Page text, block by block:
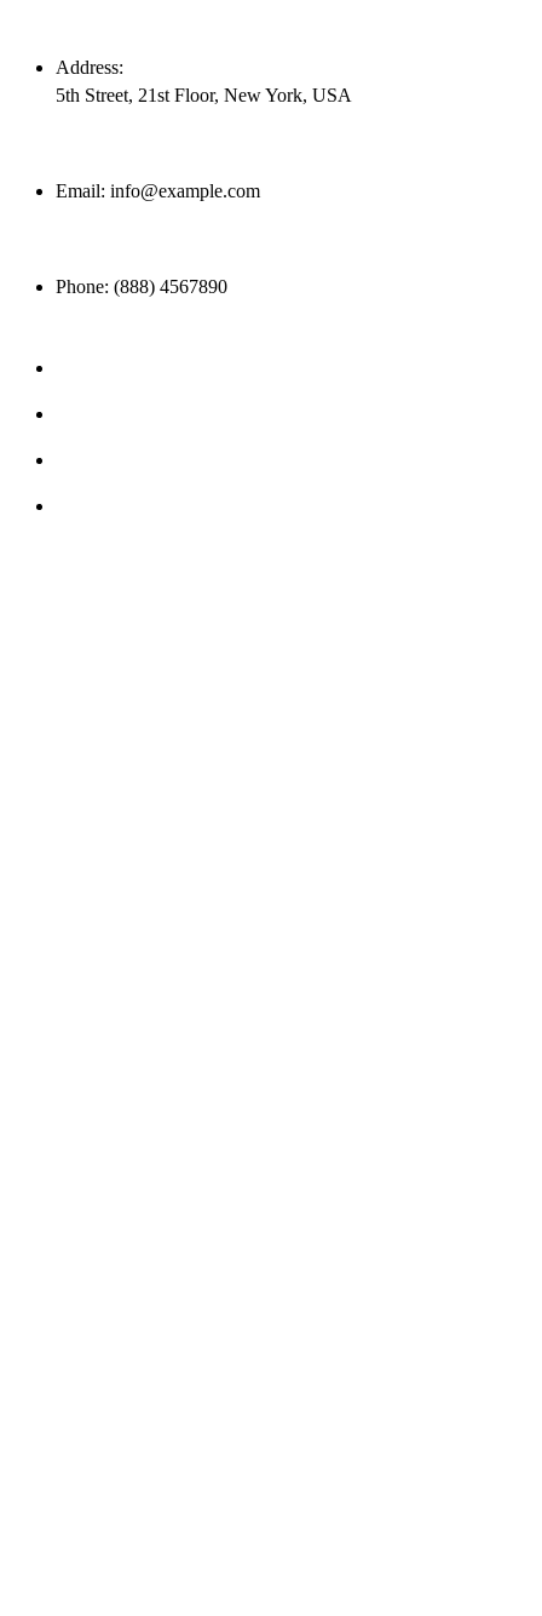
Address:
5th Street, 21st Floor, New York, USA
Email: info@example.com
Phone: (888) 4567890